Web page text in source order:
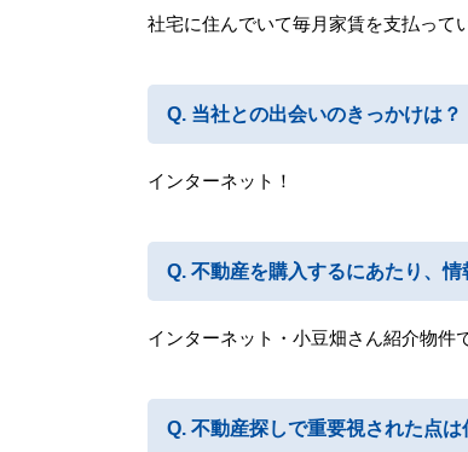
社宅に住んでいて毎月家賃を支払って
当社との出会いのきっかけは？
インターネット！
不動産を購入するにあたり、
インターネット・小豆畑さん紹介物件
不動産探しで重要視された点は